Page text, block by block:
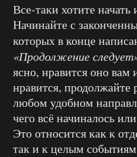
Все-таки хотите
Начинайте с
которых в конце
«Продолжение
ясно, нравится оно вам
нравится, продолжайте
любом удобном
чего всё начиналось
Это относится как к
так и к целым